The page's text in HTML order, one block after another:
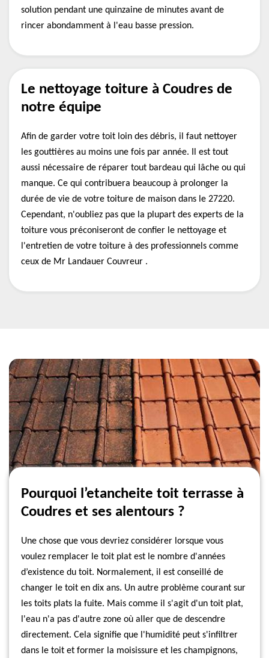
solution pendant une quinzaine de minutes avant de
rincer abondamment à l'eau basse pression.
Le nettoyage toiture à Coudres de
notre équipe
Afin de garder votre toit loin des débris, il faut nettoyer
les gouttières au moins une fois par année. Il est tout
aussi nécessaire de réparer tout bardeau qui lâche ou qui
manque. Ce qui contribuera beaucoup à prolonger la
durée de vie de votre toiture de maison dans le 27220.
Cependant, n'oubliez pas que la plupart des experts de la
toiture vous préconiseront de confier le nettoyage et
l'entretien de votre toiture à des professionnels comme
ceux de Mr Landauer Couvreur .
Pourquoi l’etancheite toit terrasse à
Coudres et ses alentours ?
Une chose que vous devriez considérer lorsque vous
voulez remplacer le toit plat est le nombre d'années
d’existence du toit. Normalement, il est conseillé de
changer le toit en dix ans. Un autre problème courant sur
les toits plats la fuite. Mais comme il s'agit d'un toit plat,
l'eau n'a pas d'autre zone où aller que de descendre
directement. Cela signifie que l'humidité peut s'infiltrer
dans le toit et former la moisissure et les champignons,